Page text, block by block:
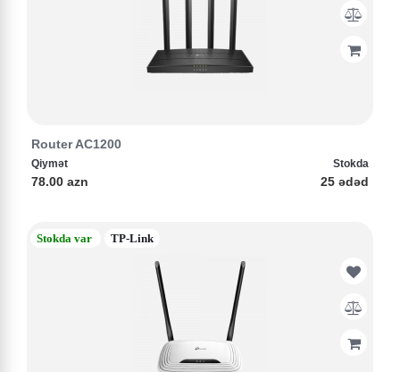
Router AC1200
Qiymət
78.00 azn
Stokda
25 ədəd
Stokda var TP-Link